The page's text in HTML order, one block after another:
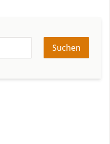
Suchen